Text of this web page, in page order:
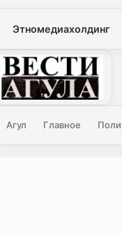
Этномедиахолдинг
Вести Агула
Агул Главное